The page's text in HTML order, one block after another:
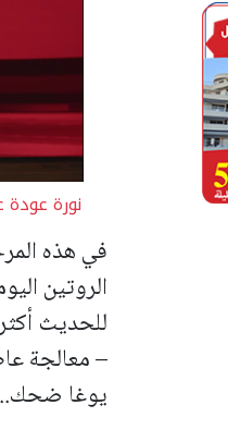
نورة
في هذه
الروتين
للحديث
– معالجة
يوغا ضحك..